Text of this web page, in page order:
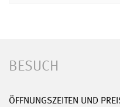
BESUCH
ÖFFNUNGSZEITEN UND